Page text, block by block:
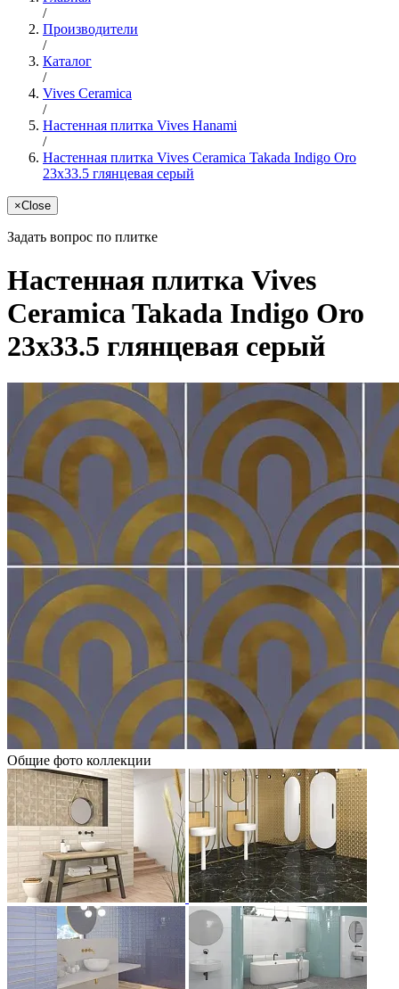
/
Производители
/
Каталог
/
Vives Ceramica
/
Настенная плитка Vives Hanami
/
Настенная плитка Vives Ceramica Takada Indigo Oro
23x33.5 глянцевая серый
×Close
Задать вопрос по плитке
Настенная плитка Vives
Ceramica Takada Indigo Oro
23x33.5 глянцевая серый
Общие фото коллекции